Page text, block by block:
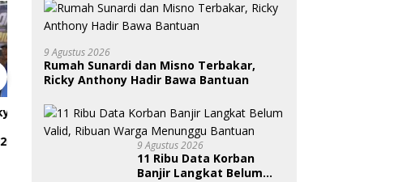
Disdik Langkat Wajibkan
Sekolah Unggah Konten
Setiap Hari, Pengamat Soroti
Perlindungan Data Anak
Perkebunan Sawit Kepung
Kawasan Konservasi SM
Penindakan
9 Agustus 2026
Rumah Sunardi dan Misno Terbakar,
Ricky Anthony Hadir Bawa Bantuan
9 Agustus 2026
11 Ribu Data Korban
Banjir Langkat Belum